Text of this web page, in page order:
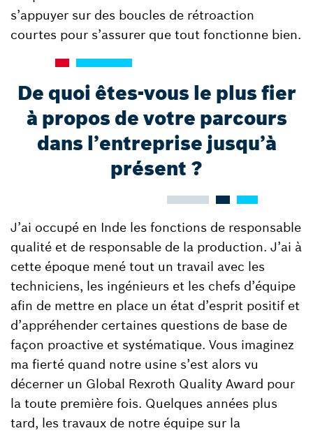
s’appuyer sur des boucles de rétroaction
courtes pour s’assurer que tout fonctionne bien.
De quoi êtes-vous le plus fier
à propos de votre parcours
dans l’entreprise jusqu’à
présent ?
J’ai occupé en Inde les fonctions de responsable
qualité et de responsable de la production. J’ai à
cette époque mené tout un travail avec les
techniciens, les ingénieurs et les chefs d’équipe
afin de mettre en place un état d’esprit positif et
d’appréhender certaines questions de base de
façon proactive et systématique. Vous imaginez
ma fierté quand notre usine s’est alors vu
décerner un Global Rexroth Quality Award pour
la toute première fois. Quelques années plus
tard, les travaux de notre équipe sur la